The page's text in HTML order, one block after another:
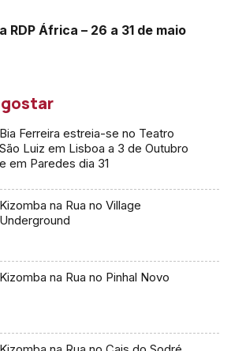
RDP África – 26 a 31 de maio
gostar
Bia Ferreira estreia-se no Teatro
São Luiz em Lisboa a 3 de Outubro
e em Paredes dia 31
Kizomba na Rua no Village
Underground
Kizomba na Rua no Pinhal Novo